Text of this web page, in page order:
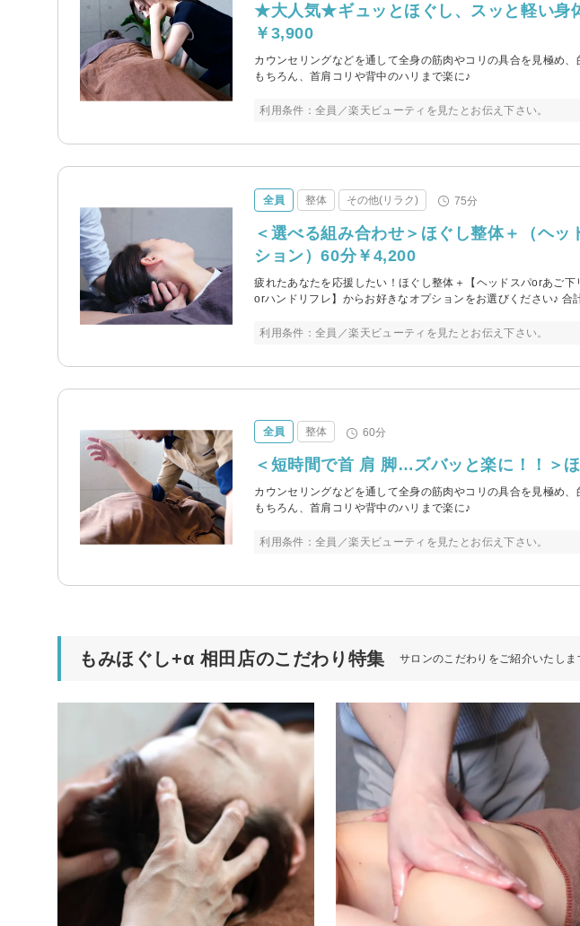
★大人気★ギュッとほぐし、スッと軽い身
￥3,900
カウンセリングなどを通して全身の筋肉やコリの具合を見極め
もちろん、首肩コリや背中のハリまで楽に♪
利用条件：全員／楽天ビューティを見たとお伝え下さい。
全員 整体 その他(リラク) 75分
＜選べる組み合わせ＞ほぐし整体＋（ヘッ
ション）60分￥4,200
疲れたあなたを応援したい！ほぐし整体＋【ヘッドスパorあご
orハンドリフレ】からお好きなオプションをお選びください♪ 合
利用条件：全員／楽天ビューティを見たとお伝え下さい。
全員 整体 60分
＜短時間で首 肩 脚…ズバッと楽に！！＞
カウンセリングなどを通して全身の筋肉やコリの具合を見極め
もちろん、首肩コリや背中のハリまで楽に♪
利用条件：全員／楽天ビューティを見たとお伝え下さい。
もみほぐし+α 相田店のこだわり特集 サロンのこだわりをご紹介いたしま